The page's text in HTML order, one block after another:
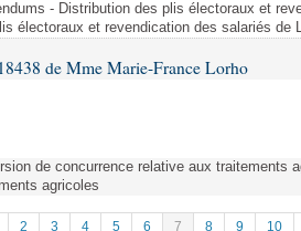
- Distribution des plis électoraux et
électoraux et revendication des salariés de
de Mme Marie-France Lorho
de concurrence relative aux traitements
agricoles
2 3 4 5 6 7 8 9 10